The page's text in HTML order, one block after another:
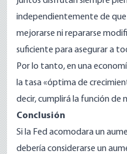
independientemente de que
mejorarse ni repararse
suficiente para asegurar a
Por lo tanto, en una
la tasa «óptima de
decir, cumplirá la función de
Conclusión
Si la Fed acomodara un
debería considerarse un